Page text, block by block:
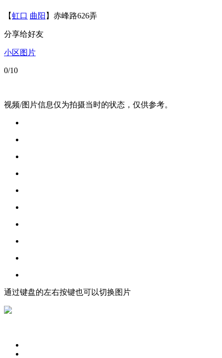
【虹口 曲阳 】赤峰路626弄
分享给好友
小区图片
0/10
视频/图片信息仅为拍摄当时的状态，仅供参考。
通过键盘的左右按键也可以切换图片